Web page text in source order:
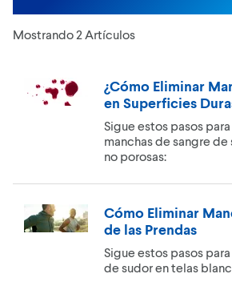
Mostrando 2 Artículos
¿Cómo Eliminar
en Superficies
Sigue estos pasos
manchas de sangre
no porosas:
Cómo Eliminar
de las Prendas
Sigue estos pasos
de sudor en telas